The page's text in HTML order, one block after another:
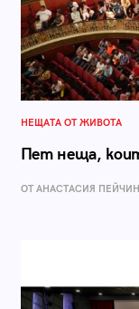
НЕЩАТА ОТ ЖИВОТА
Пет неща,
ОТ AНАСТАСИЯ